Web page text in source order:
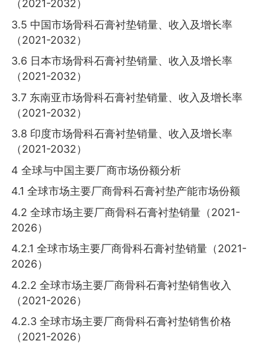
（2021-2032）
3.5 中国市场骨科石膏衬垫销量、收入及增长率
（2021-2032）
3.6 日本市场骨科石膏衬垫销量、收入及增长率
（2021-2032）
3.7 东南亚市场骨科石膏衬垫销量、收入及增长率
（2021-2032）
3.8 印度市场骨科石膏衬垫销量、收入及增长率
（2021-2032）
4 全球与中国主要厂商市场份额分析
4.1 全球市场主要厂商骨科石膏衬垫产能市场份额
4.2 全球市场主要厂商骨科石膏衬垫销量（2021-
2026）
4.2.1 全球市场主要厂商骨科石膏衬垫销量（2021-
2026）
4.2.2 全球市场主要厂商骨科石膏衬垫销售收入
（2021-2026）
4.2.3 全球市场主要厂商骨科石膏衬垫销售价格
（2021-2026）